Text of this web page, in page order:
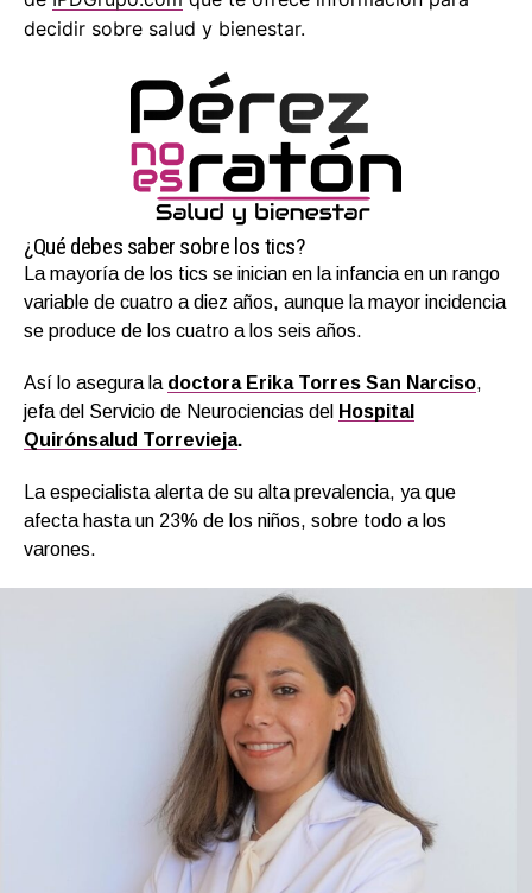
decidir sobre salud y bienestar.
¿Qué debes saber sobre los tics?
La mayoría de los tics se inician en la infancia en un rango
variable de cuatro a diez años, aunque la mayor incidencia
se produce de los cuatro a los seis años.
Así lo asegura la doctora Erika Torres San Narciso,
jefa del Servicio de Neurociencias del Hospital
Quirónsalud Torrevieja.
La especialista alerta de su alta prevalencia, ya que
afecta hasta un 23% de los niños, sobre todo a los
varones.